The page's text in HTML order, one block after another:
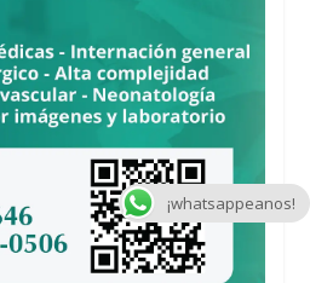
¡whatsappeanos!